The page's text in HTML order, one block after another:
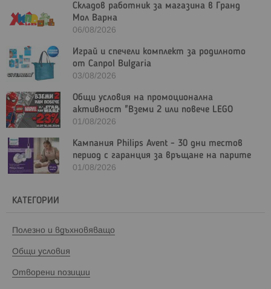
Складов работник за магазина в Гранд
Мол Варна
06/08/2026
Играй и спечели комплект за родилното
от Canpol Bulgaria
03/08/2026
Общи условия на промоционална
активност "Вземи 2 или повече LEGO
Marvel и/или LEGO Star Wars с - 23%"
01/08/2026
Кампания Philips Avent - 30 дни тестов
период с гаранция за връщане на парите
01/08/2026
КАТЕГОРИИ
Полезно и вдъхновяващо
Общи условия
Отворени позиции